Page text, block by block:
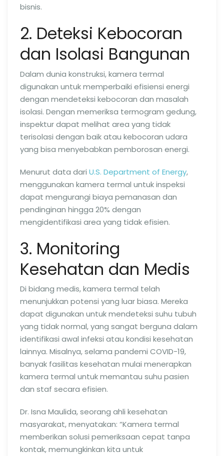
bisnis.
2. Deteksi Kebocoran
dan Isolasi Bangunan
Dalam dunia konstruksi, kamera termal
digunakan untuk memperbaiki efisiensi energi
dengan mendeteksi kebocoran dan masalah
isolasi. Dengan memeriksa termogram gedung,
inspektur dapat melihat area yang tidak
terisolasi dengan baik atau kebocoran udara
yang bisa menyebabkan pemborosan energi.
Menurut data dari U.S. Department of Energy,
menggunakan kamera termal untuk inspeksi
dapat mengurangi biaya pemanasan dan
pendinginan hingga 20% dengan
mengidentifikasi area yang tidak efisien.
3. Monitoring
Kesehatan dan Medis
Di bidang medis, kamera termal telah
menunjukkan potensi yang luar biasa. Mereka
dapat digunakan untuk mendeteksi suhu tubuh
yang tidak normal, yang sangat berguna dalam
identifikasi awal infeksi atau kondisi kesehatan
lainnya. Misalnya, selama pandemi COVID-19,
banyak fasilitas kesehatan mulai menerapkan
kamera termal untuk memantau suhu pasien
dan staf secara efisien.
Dr. Isna Maulida, seorang ahli kesehatan
masyarakat, menyatakan: “Kamera termal
memberikan solusi pemeriksaan cepat tanpa
kontak, memungkinkan kita untuk